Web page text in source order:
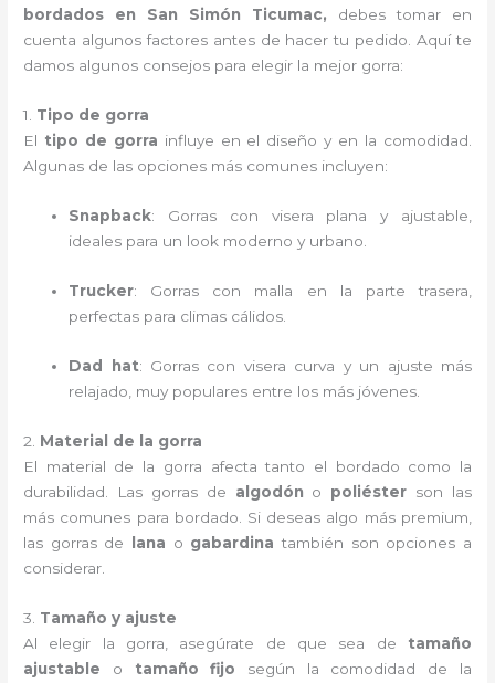
bordados en San Simón Ticumac, debes tomar en
cuenta algunos factores antes de hacer tu pedido. Aquí te
damos algunos consejos para elegir la mejor gorra:
1. Tipo de gorra
El tipo de gorra influye en el diseño y en la comodidad.
Algunas de las opciones más comunes incluyen:
Snapback: Gorras con visera plana y ajustable,
ideales para un look moderno y urbano.
Trucker: Gorras con malla en la parte trasera,
perfectas para climas cálidos.
Dad hat: Gorras con visera curva y un ajuste más
relajado, muy populares entre los más jóvenes.
2. Material de la gorra
El material de la gorra afecta tanto el bordado como la
durabilidad. Las gorras de algodón o poliéster son las
más comunes para bordado. Si deseas algo más premium,
las gorras de
lana o gabardina también son opciones a
considerar.
3. Tamaño y ajuste
Al elegir la gorra, asegúrate de que sea de tamaño
ajustable o tamaño fijo según la comodidad de la